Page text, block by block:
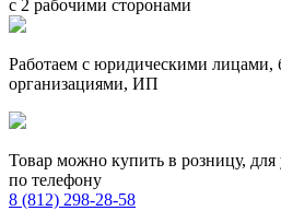
с 2 рабочими сторонами
Работаем с юридическими
организациями, ИП
Товар можно купить в розницу,
по телефону
8 (812) 298-28-58